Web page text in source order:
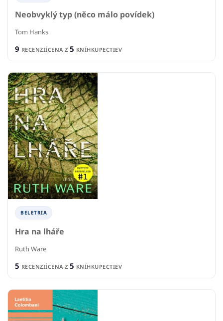
Neobvyklý typ (něco málo povídek)
Tom Hanks
9 RECENZIÍCENA Z 5 KNÍHKUPECTIEV
BELETRIA
Hra na lháře
Ruth Ware
5 RECENZIÍCENA Z 5 KNÍHKUPECTIEV